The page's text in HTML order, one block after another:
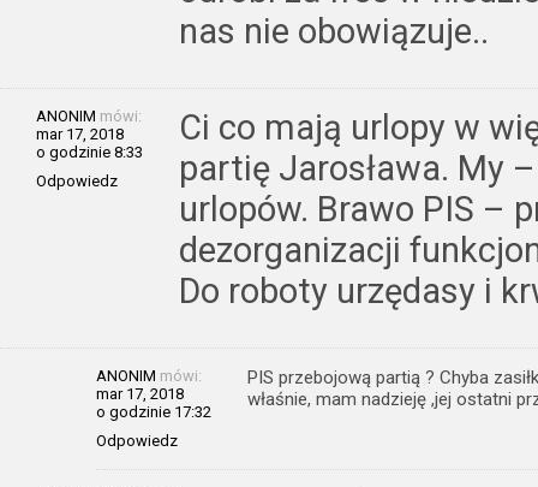
nas nie obowiązuje..
ANONIM mówi:
mar 17, 2018
o godzinie 8:33
Odpowiedz
Ci co mają urlopy w
partię Jarosława. My
urlopów. Brawo PIS –
dezorganizacji
Do roboty urzędasy i
ANONIM mówi:
mar 17, 2018
o godzinie 17:32
Odpowiedz
PIS przebojową partią ? Chyba
właśnie, mam nadzieję ,jej ostatni